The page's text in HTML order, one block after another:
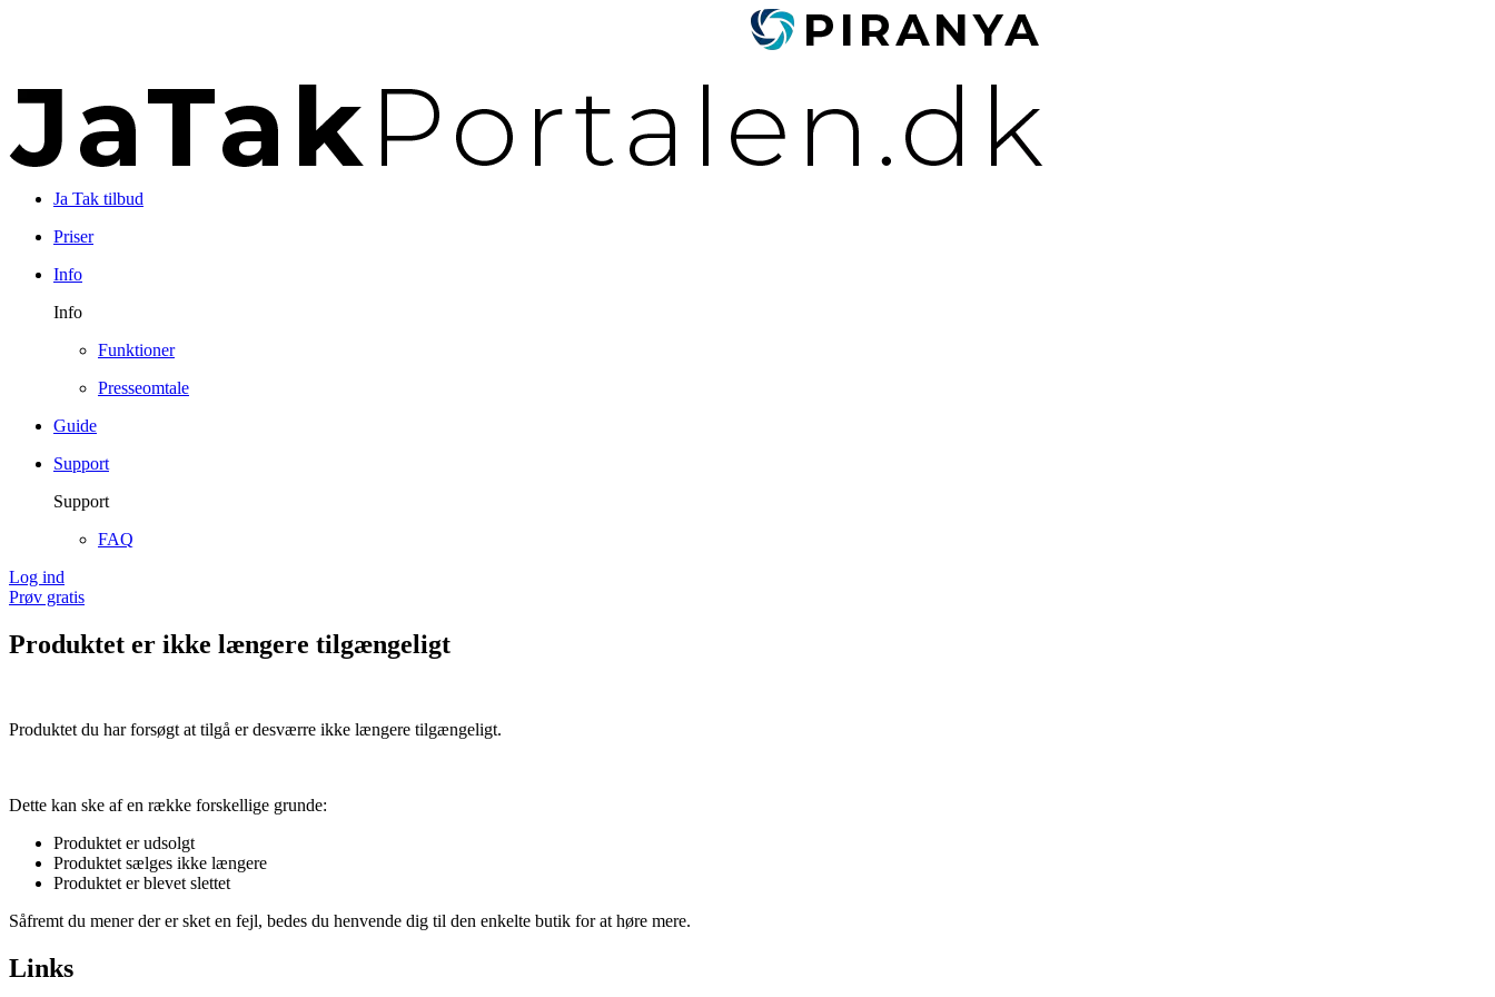
Ja Tak tilbud
Priser
Info
Info
Funktioner
Presseomtale
Guide
Support
Support
FAQ
Log ind
Prøv gratis
Produktet er ikke længere tilgængeligt
Produktet du har forsøgt at tilgå er desværre ikke længere tilgængeligt.
Dette kan ske af en række forskellige grunde:
Produktet er udsolgt
Produktet sælges ikke længere
Produktet er blevet slettet
Såfremt du mener der er sket en fejl, bedes du henvende dig til den enkelte butik for at høre mere.
Links